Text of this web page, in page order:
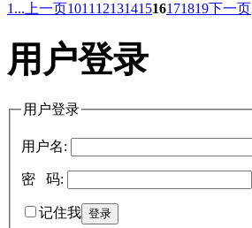
1... 上一页1011 1213141516171819下一页
用户登录
用户登录
用户名:
密 码:
记住我